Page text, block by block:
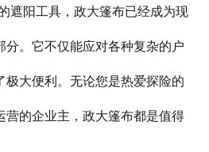
遮阳工具，政大篷布已经成为现
分。它不仅能应对各种复杂的户
极大便利。无论您是热爱探险的
营的企业主，政大篷布都是值得